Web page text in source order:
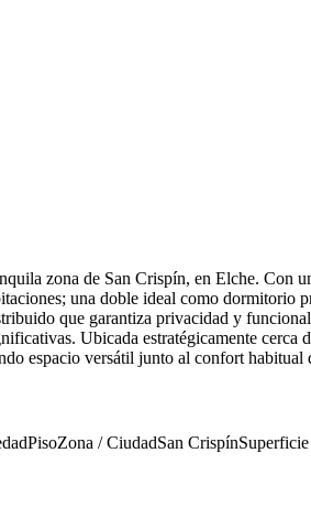
zona de San Crispín, en Elche.
una doble ideal como dormitorio
que garantiza privacidad y
Ubicada estratégicamente
espacio versátil junto al confort habitual
PisoZona / CiudadSan Crispín